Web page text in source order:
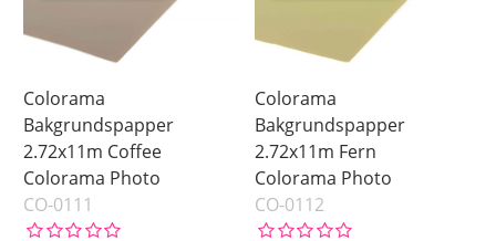
Colorama
Bakgrundspapper
2.72x11m Coffee
Colorama Photo
CO-0111
Colorama
Bakgrundspapper
2.72x11m Fern
Colorama Photo
CO-0112